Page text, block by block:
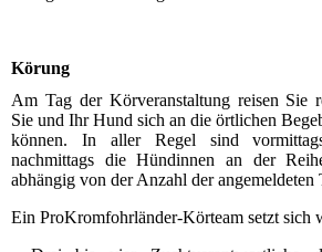
Körung
Am Tag der Körveranstaltung reisen Sie
Sie und Ihr Hund sich an die örtlichen
können. In aller Regel sind
nachmittags die Hündinnen an der
abhängig von der Anzahl der angemeldeten
Ein ProKromfohrländer-Körteam setzt sich